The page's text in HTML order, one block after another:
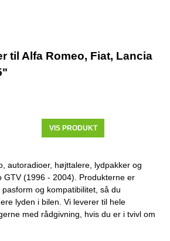
til Alfa Romeo, Fiat, Lancia
VIS PRODUKT
autoradioer, højttalere, lydpakker og
GTV (1996 - 2004). Produkterne er
og kompatibilitet, så du
lyden i bilen. Vi leverer til hele
med rådgivning, hvis du er i tvivl om